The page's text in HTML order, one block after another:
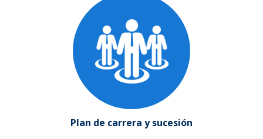
Plan de carrera y sucesión